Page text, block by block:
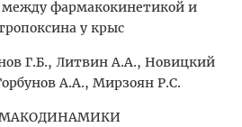
между фармакокинетикой и
у крыс
Г.Б., Литвин А.А., Новицкий
А.А., Мирзоян Р.С.